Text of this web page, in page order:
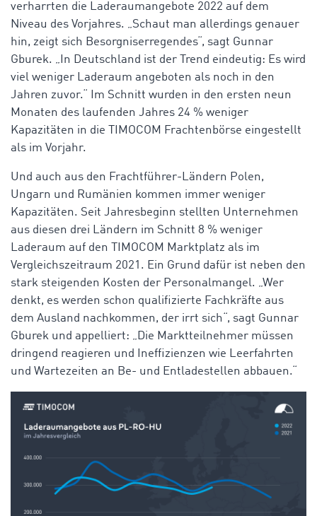
verharrten die Laderaumangebote 2022 auf dem
Niveau des Vorjahres. „Schaut man allerdings genauer
hin, zeigt sich Besorgniserregendes“, sagt Gunnar
Gburek. „In Deutschland ist der Trend eindeutig: Es wird
viel weniger Laderaum angeboten als noch in den
Jahren zuvor.“ Im Schnitt wurden in den ersten neun
Monaten des laufenden Jahres 24 % weniger
Kapazitäten in die TIMOCOM Frachtenbörse eingestellt
als im Vorjahr.
Und auch aus den Frachtführer-Ländern Polen,
Ungarn und Rumänien kommen immer weniger
Kapazitäten. Seit Jahresbeginn stellten Unternehmen
aus diesen drei Ländern im Schnitt 8 % weniger
Laderaum auf den TIMOCOM Marktplatz als im
Vergleichszeitraum 2021. Ein Grund dafür ist neben den
stark steigenden Kosten der Personalmangel. „Wer
denkt, es werden schon qualifizierte Fachkräfte aus
dem Ausland nachkommen, der irrt sich“, sagt Gunnar
Gburek und appelliert: „Die Marktteilnehmer müssen
dringend reagieren und Ineffizienzen wie Leerfahrten
und Wartezeiten an Be- und Entladestellen abbauen.“